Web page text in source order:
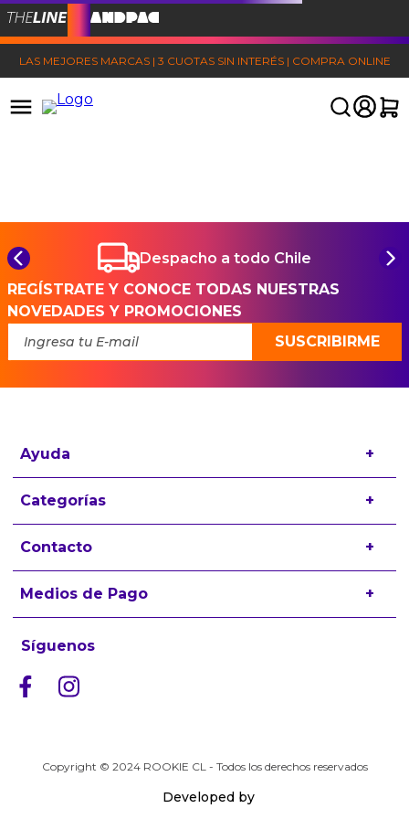
LAS MEJORES MARCAS | 3 CUOTAS SIN INTERÉS | COMPRA ONLINE
Despacho a todo Chile
REGÍSTRATE Y CONOCE TODAS NUESTRAS
NOVEDADES Y PROMOCIONES
SUSCRIBIRME
Ayuda +
Preguntas frecuentes
Términos y condiciones
Políticas de Devolución
Categorías +
Zapatillas
Ropa
Accesorios
Contacto +
contacto@rookiekids.cl
Trabaja con nosotros
Medios de Pago +
Síguenos
Copyright © 2024 ROOKIE CL - Todos los derechos reservados